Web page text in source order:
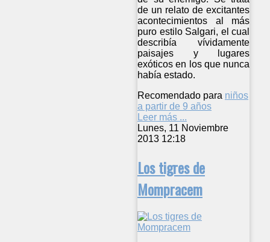
de un relato de excitantes
acontecimientos al más
puro estilo Salgari, el cual
describía vívidamente
paisajes y lugares
exóticos en los que nunca
había estado.
Recomendado para niños
a partir de 9 años
Leer más ...
Lunes, 11 Noviembre
2013 12:18
Los tigres de
Mompracem